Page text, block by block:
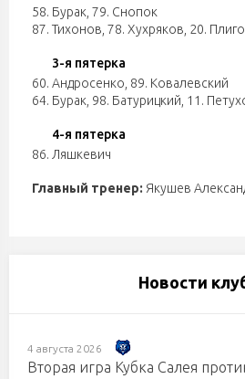
58. Бурак 79. Снопок
87. Тихонов 78. Хухряков 20.
3-я пятерка
60. Андросенко 89. Ковалевский
64. Бурак 98. Батурицкий 11.
4-я пятерка
86. Ляшкевич
Главный тренер: Якушев
Новости
4 августа 2026
Вторая игра Кубка Салея